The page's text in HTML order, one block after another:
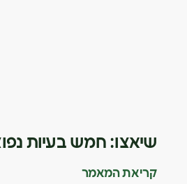
שיאצו: חמש בעיות
קריאת המאמר